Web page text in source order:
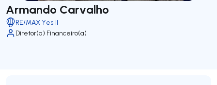
Armando Carvalho
RE/MAX Yes II
Diretor(a) Financeiro(a)